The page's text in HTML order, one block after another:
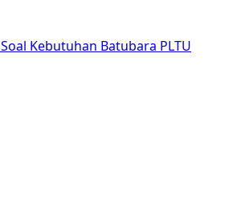
Kebutuhan Batubara PLTU